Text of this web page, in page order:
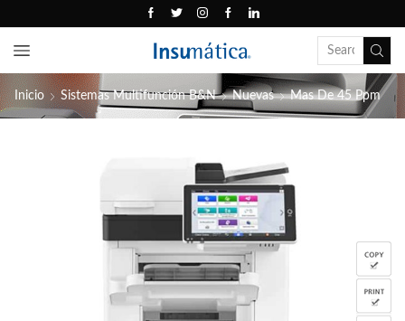
Inicio Sistemas Multifunción B&N Nuevas Mas De 45 Ppm